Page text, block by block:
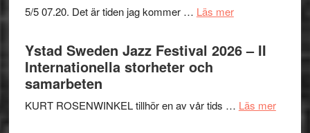
5/5 07.20. Det är tiden jag kommer … Läs merom
Håkan
Hellström
Folkets
Ystad Sweden Jazz Festival 2026 – II
Internationella storheter och
samarbeten
KURT ROSENWINKEL tillhör en av vår tids … Läs merom